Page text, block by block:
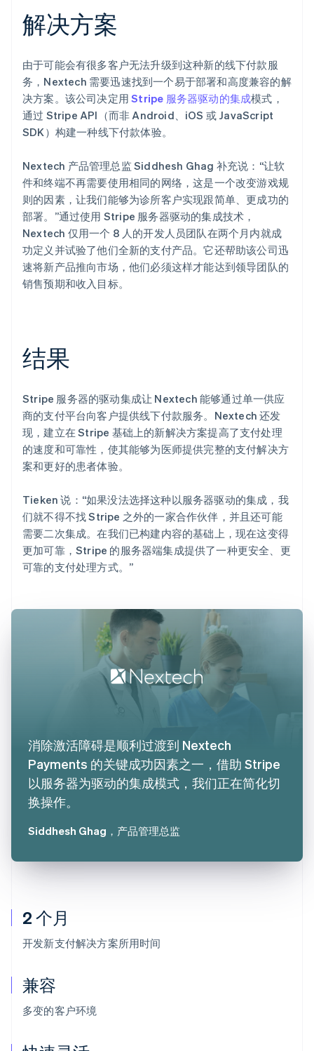
2 个月
开发新支付解决方案所用时间
兼容
多变的客户环境
解决方案
由于可能会有很多客户无法升级到这种新的线下付款服
务，Nextech 需要迅速找到一个易于部署和高度兼容的解
决方案。该公司决定用Stripe 服务器驱动的集成模式，
通过 Stripe API（而非 Android、iOS 或 JavaScript
SDK）构建一种线下付款体验。
Nextech 产品管理总监 Siddhesh Ghag 补充说：“让软
件和终端不再需要使用相同的网络，这是一个改变游戏规
则的因素，让我们能够为诊所客户实现跟简单、更成功的
部署。”通过使用 Stripe 服务器驱动的集成技术，
Nextech 仅用一个 8 人的开发人员团队在两个月内就成
功定义并试验了他们全新的支付产品。它还帮助该公司迅
速将新产品推向市场，他们必须这样才能达到领导团队的
销售预期和收入目标。
结果
Stripe 服务器的驱动集成让 Nextech 能够通过单一供应
商的支付平台向客户提供线下付款服务。Nextech 还发
现，建立在 Stripe 基础上的新解决方案提高了支付处理
的速度和可靠性，使其能够为医师提供完整的支付解决方
案和更好的患者体验。
Tieken 说：“如果没法选择这种以服务器驱动的集成，我
们就不得不找 Stripe 之外的一家合作伙伴，并且还可能
需要二次集成。在我们已构建内容的基础上，现在这变得
更加可靠，Stripe 的服务器端集成提供了一种更安全、更
可靠的支付处理方式。”
消除激活障碍是顺利过渡到 Nextech
Payments 的关键成功因素之一，借助 Stripe
以服务器为驱动的集成模式，我们正在简化切
换操作。
Siddhesh Ghag ，产品管理总监